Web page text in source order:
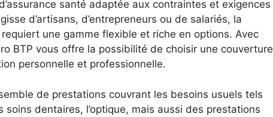
santé adaptée aux contraintes et exigences
d’artisans, d’entrepreneurs ou de salariés, la
une gamme flexible et riche en options. Avec
BTP vous offre la possibilité de choisir une couverture
personnelle et professionnelle.
de prestations couvrant les besoins usuels tels
dentaires, l’optique, mais aussi des prestations